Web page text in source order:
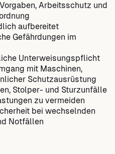
Arbeitsschutz und
aufbereitet
Gefährdungen im
Unterweisungspflicht
mit Maschinen,
Schutzausrüstung
Stolper- und Sturzunfälle
zu vermeiden
bei wechselnden
Notfällen